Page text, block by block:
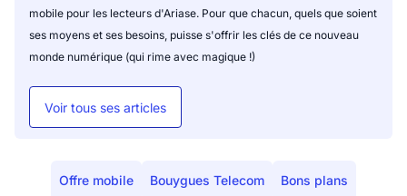
mobile pour les lecteurs d'Ariase. Pour que chacun, quels que soient
ses moyens et ses besoins, puisse s'offrir les clés de ce nouveau
monde numérique (qui rime avec magique !)
Voir tous ses articles
Offre mobile Bouygues Telecom Bons plans